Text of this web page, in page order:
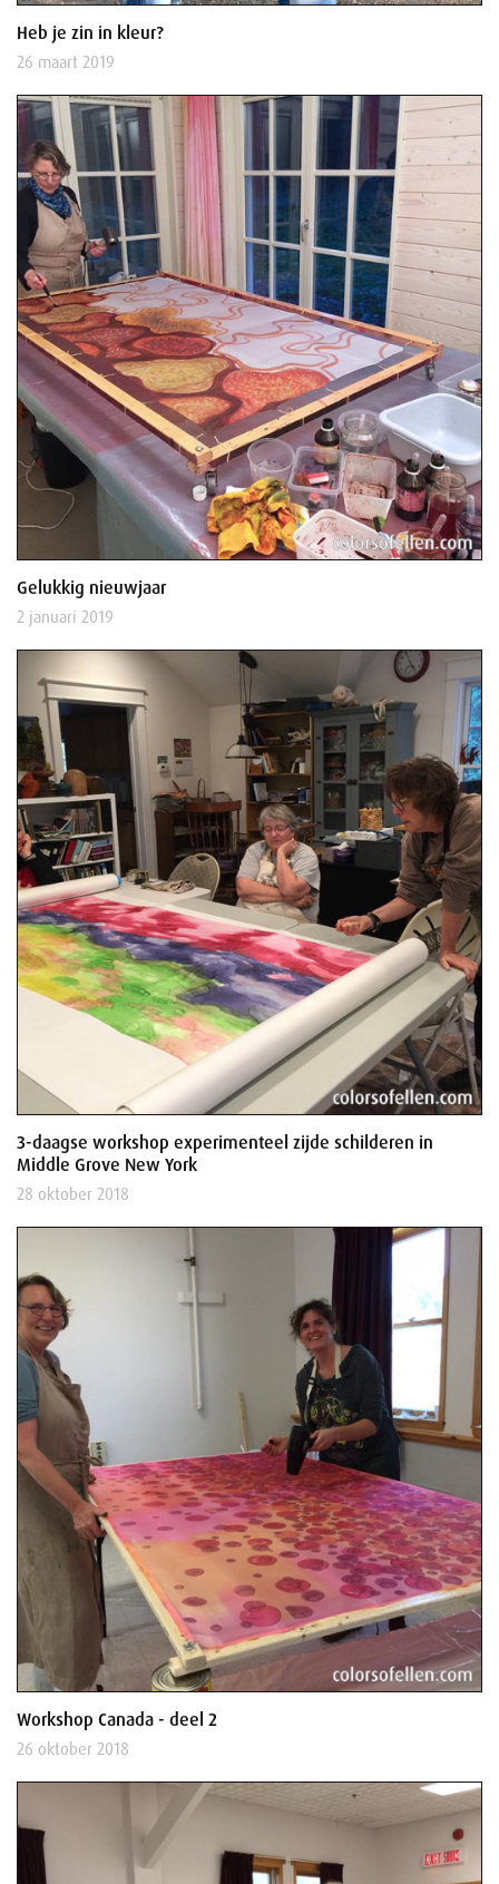
Heb je zin in kleur?
26 maart 2019
Gelukkig nieuwjaar
2 januari 2019
3-daagse workshop experimenteel zijde schilderen in
Middle Grove New York
28 oktober 2018
Workshop Canada - deel 2
26 oktober 2018